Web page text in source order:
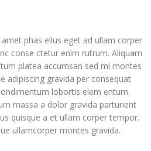
phas ellus eget ad ullam corper
conse ctetur enim rutrum. Aliquam
platea accumsan sed mi montes
adipiscing gravida per consequat
lobortis elem entum.
massa a dolor gravida parturient
quisque a et ullam corper tempor.
ullamcorper montes gravida.